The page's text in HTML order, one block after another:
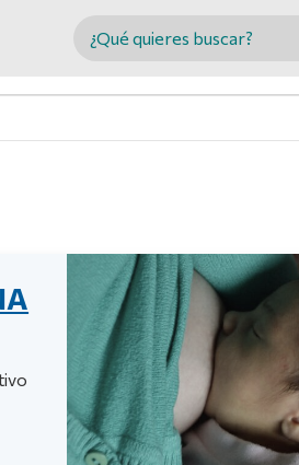
Buscar en MINCYT